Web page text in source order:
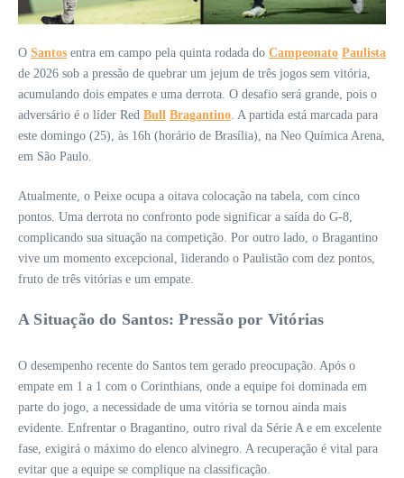
O Santos entra em campo pela quinta rodada do Campeonato Paulista
de 2026 sob a pressão de quebrar um jejum de três jogos sem vitória,
acumulando dois empates e uma derrota. O desafio será grande, pois o
adversário é o líder Red Bull Bragantino. A partida está marcada para
este domingo (25), às 16h (horário de Brasília), na Neo Química Arena,
em São Paulo.
Atualmente, o Peixe ocupa a oitava colocação na tabela, com cinco
pontos. Uma derrota no confronto pode significar a saída do G-8,
complicando sua situação na competição. Por outro lado, o Bragantino
vive um momento excepcional, liderando o Paulistão com dez pontos,
fruto de três vitórias e um empate.
A Situação do Santos: Pressão por Vitórias
O desempenho recente do Santos tem gerado preocupação. Após o
empate em 1 a 1 com o Corinthians, onde a equipe foi dominada em
parte do jogo, a necessidade de uma vitória se tornou ainda mais
evidente. Enfrentar o Bragantino, outro rival da Série A e em excelente
fase, exigirá o máximo do elenco alvinegro. A recuperação é vital para
evitar que a equipe se complique na classificação.